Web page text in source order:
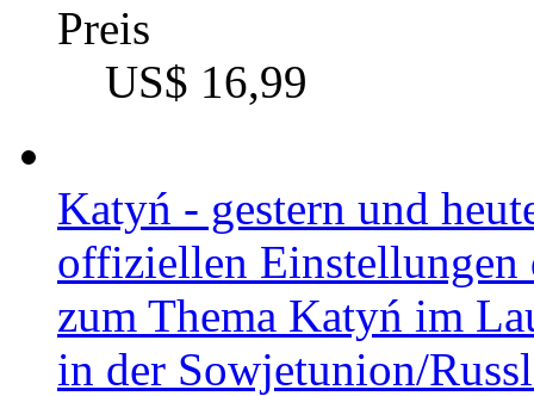
Preis
US$ 16,99
Katyń - gestern und
offiziellen Einstellungen
zum Thema Katyń im
in der Sowjetunion/